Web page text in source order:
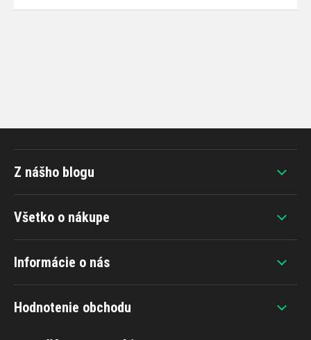
Všetko o nákupe
Informácie o nás
Hodnotenie obchodu
Z nášho blogu